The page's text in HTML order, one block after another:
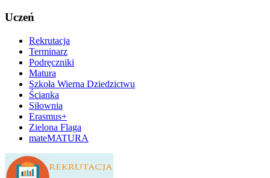
Uczeń
Rekrutacja
Terminarz
Podręczniki
Matura
Szkoła Wierna Dziedzictwu
Ścianka
Siłownia
Erasmus+
Zielona Flaga
mateMATURA